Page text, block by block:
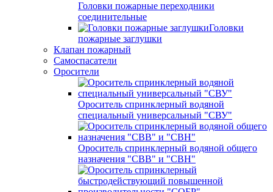
Головки пожарные переходники
соединительные
Головки
пожарные заглушки
Клапан пожарный
Самоспасатели
Оросители
Ороситель спринклерный водяной
специальный универсальный "СВУ"
Ороситель спринклерный водяной общего
назначения "СВВ" и "СВН"